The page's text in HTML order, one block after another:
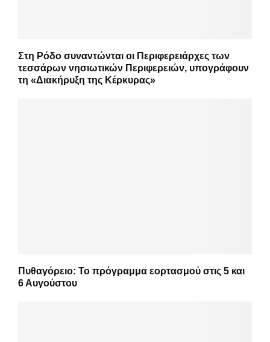
Στη Ρόδο συναντώνται οι Περιφερειάρχες των
τεσσάρων νησιωτικών Περιφερειών, υπογράφουν
τη «Διακήρυξη της Κέρκυρας»
Πυθαγόρειο: Το πρόγραμμα εορτασμού στις 5 και
6 Αυγούστου